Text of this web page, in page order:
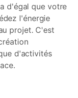
d'égal que votre
l'énergie
projet. C'est
d'activités